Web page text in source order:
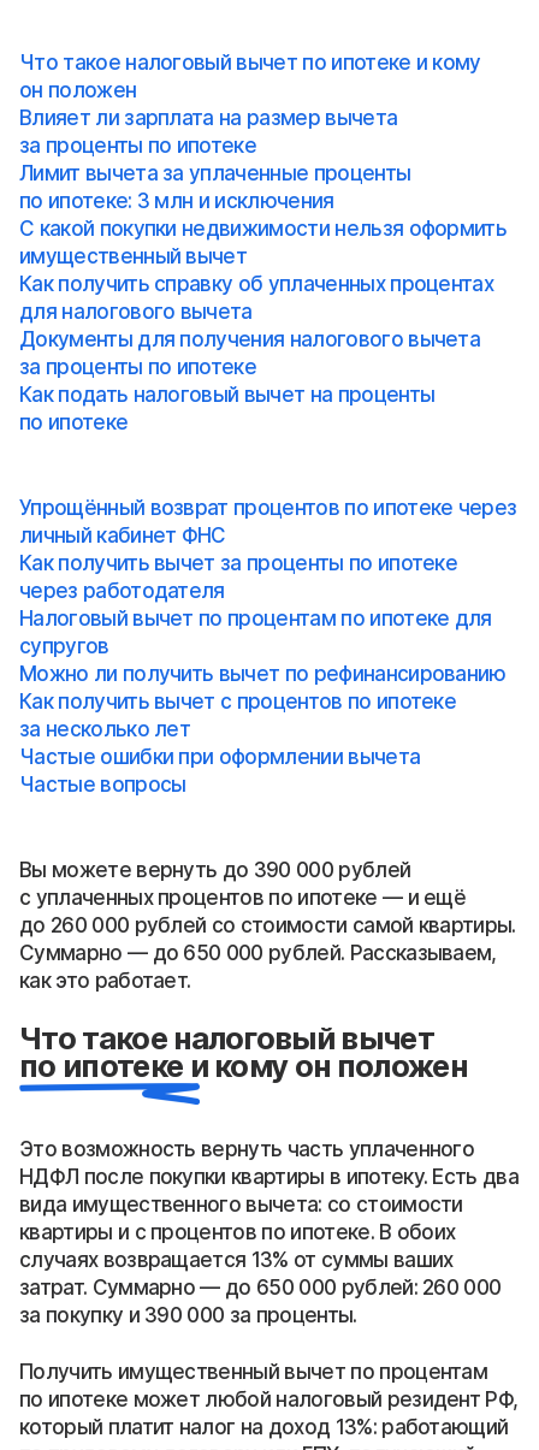
Что такое налоговый вычет по ипотеке и кому
он положен
Влияет ли зарплата на размер вычета
за проценты по ипотеке
Лимит вычета за уплаченные проценты
по ипотеке: 3 млн и исключения
С какой покупки недвижимости нельзя оформить
имущественный вычет
Как получить справку об уплаченных процентах
для налогового вычета
Документы для получения налогового вычета
за проценты по ипотеке
Как подать налоговый вычет на проценты
по ипотеке
Упрощённый возврат процентов по ипотеке через
личный кабинет ФНС
Как получить вычет за проценты по ипотеке
через работодателя
Налоговый вычет по процентам по ипотеке для
супругов
Можно ли получить вычет по рефинансированию
Как получить вычет с процентов по ипотеке
за несколько лет
Частые ошибки при оформлении вычета
Частые вопросы
Вы можете вернуть до 390 000 рублей
с уплаченных процентов по ипотеке — и ещё
до 260 000 рублей со стоимости самой квартиры.
Суммарно — до 650 000 рублей. Рассказываем,
как это работает.
Что такое налоговый вычет
по ипотеке и кому он положен
Это возможность вернуть часть уплаченного
НДФЛ после покупки квартиры в ипотеку. Есть два
вида имущественного вычета: со стоимости
квартиры и с процентов по ипотеке. В обоих
случаях возвращается 13% от суммы ваших
затрат. Суммарно — до 650 000 рублей: 260 000
за покупку и 390 000 за проценты.
Получить имущественный вычет по процентам
по ипотеке может любой налоговый резидент РФ,
который платит налог на доход 13%: работающий